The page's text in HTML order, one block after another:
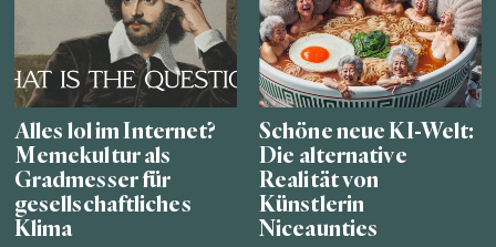
Alles lol im Internet?
Memekultur als
Gradmesser für
gesellschaftliches
Klima
Schöne neue KI-Welt:
Die alternative
Realität von
Künstlerin
Niceaunties